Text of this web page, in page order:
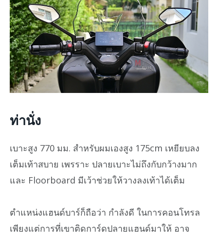
ท่านั่ง
เบาะสูง 770 มม. สำหรับผมเองสูง 175cm เหยียบลง
เต็มเท้าสบาย เพรราะ ปลายเบาะไม่ถึงกับกว้างมาก
และ Floorboard มีเว้าช่วยให้วางลงเท้าได้เต็ม
ตำแหน่งแฮนด์บาร์ก็ถือว่า กำลังดี ในการคอนโทรล
เพียงแต่การที่เขาติดการ์ดปลายแฮนด์มาให้ อาจ